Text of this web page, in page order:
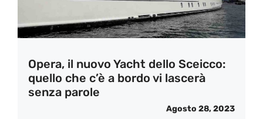
Opera, il nuovo Yacht dello Sceicco:
quello che c’è a bordo vi lascerà
senza parole
Agosto 28, 2023